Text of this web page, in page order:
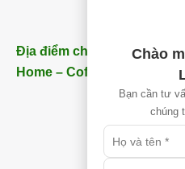
Địa điểm chi nhánh Nhơn
Home – Coffee) – ĐT:
0913
Chào
Bạn cần tư
chúng